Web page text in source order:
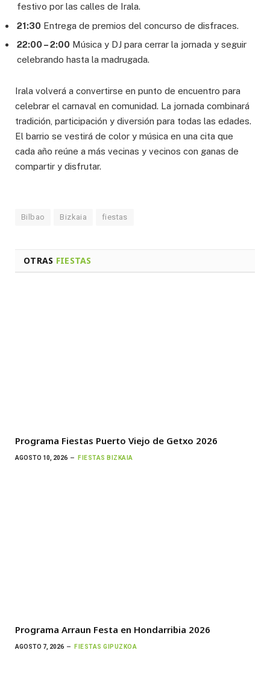
festivo por las calles de Irala.
21:30 Entrega de premios del concurso de disfraces.
22:00 – 2:00 Música y DJ para cerrar la jornada y seguir
celebrando hasta la madrugada.
Irala volverá a convertirse en punto de encuentro para
celebrar el carnaval en comunidad. La jornada combinará
tradición, participación y diversión para todas las edades.
El barrio se vestirá de color y música en una cita que
cada año reúne a más vecinas y vecinos con ganas de
compartir y disfrutar.
Bilbao Bizkaia fiestas
OTRAS FIESTAS
Programa Fiestas Puerto Viejo de Getxo 2026
AGOSTO 10, 2026 FIESTAS BIZKAIA
Programa Arraun Festa en Hondarribia 2026
AGOSTO 7, 2026 FIESTAS GIPUZKOA